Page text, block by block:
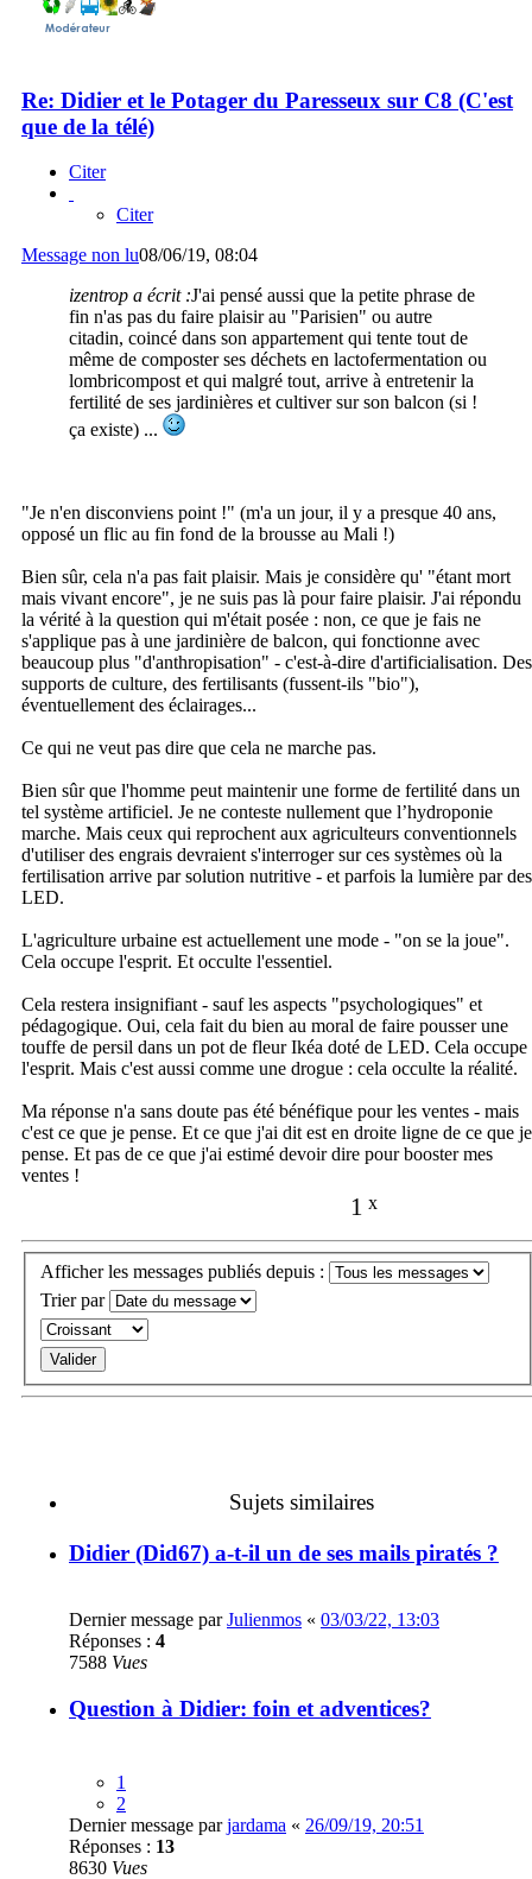
Re: Didier et le Potager du Paresseux sur C8 (C'est
que de la télé)
Citer
Citer
Message non lu08/06/19, 08:04
izentrop a écrit :J'ai pensé aussi que la petite phrase de
fin n'as pas du faire plaisir au "Parisien" ou autre
citadin, coincé dans son appartement qui tente tout de
même de composter ses déchets en lactofermentation ou
lombricompost et qui malgré tout, arrive à entretenir la
fertilité de ses jardinières et cultiver sur son balcon (si !
ça existe) ...
"Je n'en disconviens point !" (m'a un jour, il y a presque 40 ans,
opposé un flic au fin fond de la brousse au Mali !)
Bien sûr, cela n'a pas fait plaisir. Mais je considère qu' "étant mort
mais vivant encore", je ne suis pas là pour faire plaisir. J'ai répondu
la vérité à la question qui m'était posée : non, ce que je fais ne
s'applique pas à une jardinière de balcon, qui fonctionne avec
beaucoup plus "d'anthropisation" - c'est-à-dire d'artificialisation. Des
supports de culture, des fertilisants (fussent-ils "bio"),
éventuellement des éclairages...
Ce qui ne veut pas dire que cela ne marche pas.
Bien sûr que l'homme peut maintenir une forme de fertilité dans un
tel système artificiel. Je ne conteste nullement que l’hydroponie
marche. Mais ceux qui reprochent aux agriculteurs conventionnels
d'utiliser des engrais devraient s'interroger sur ces systèmes où la
fertilisation arrive par solution nutritive - et parfois la lumière par des
LED.
L'agriculture urbaine est actuellement une mode - "on se la joue".
Cela occupe l'esprit. Et occulte l'essentiel.
Cela restera insignifiant - sauf les aspects "psychologiques" et
pédagogique. Oui, cela fait du bien au moral de faire pousser une
touffe de persil dans un pot de fleur Ikéa doté de LED. Cela occupe
l'esprit. Mais c'est aussi comme une drogue : cela occulte la réalité.
Ma réponse n'a sans doute pas été bénéfique pour les ventes - mais
c'est ce que je pense. Et ce que j'ai dit est en droite ligne de ce que je
pense. Et pas de ce que j'ai estimé devoir dire pour booster mes
ventes !
1 x
Afficher les messages publiés depuis :
Trier par
Sujets similaires
Didier (Did67) a-t-il un de ses mails piratés ?
Dernier message parJulienmos « 03/03/22, 13:03
Réponses : 4
7588 Vues
Question à Didier: foin et adventices?
1
2
Dernier message parjardama « 26/09/19, 20:51
Réponses : 13
8630 Vues